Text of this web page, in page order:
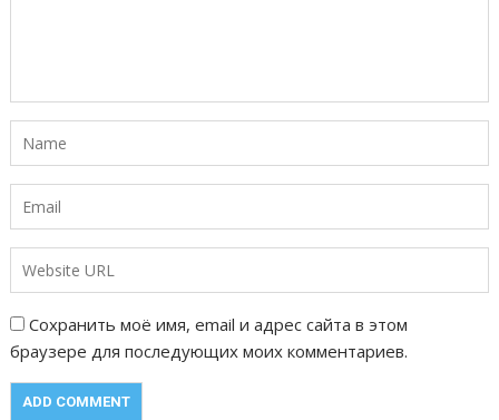
Сохранить моё имя, email и адрес сайта в этом
браузере для последующих моих комментариев.